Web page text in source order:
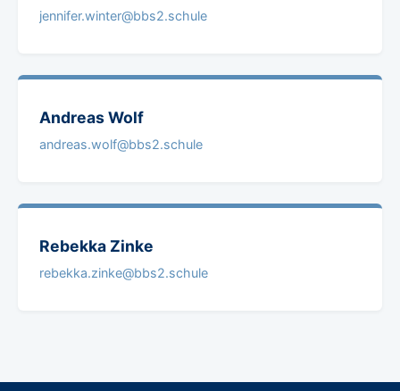
jennifer.winter@bbs2.schule
AndreasWolf
andreas.wolf@bbs2.schule
Rebekka Zinke
rebekka.zinke@bbs2.schule